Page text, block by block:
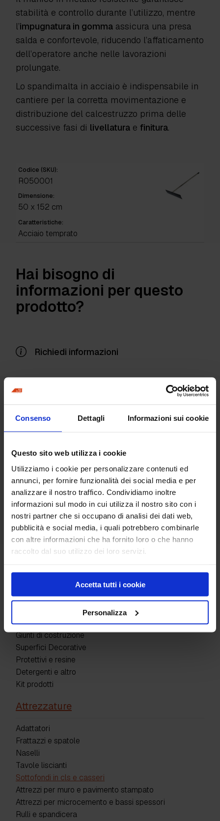
Consenso Dettagli Informazioni sui cookie
Questo sito web utilizza i cookie
Utilizziamo i cookie per personalizzare contenuti ed
annunci, per fornire funzionalità dei social media e per
analizzare il nostro traffico. Condividiamo inoltre
informazioni sul modo in cui utilizza il nostro sito con i
nostri partner che si occupano di analisi dei dati web,
pubblicità e social media, i quali potrebbero combinarle
con altre informazioni che ha fornito loro o che hanno
raccolto dal suo utilizzo dei loro servizi.
Accetta tutti i cookie
Personalizza
stabilità e controllo durante l’utilizzo, mentre
l’impugnatura in gomma assicura una presa
salda e confortevole, riducendo l’affaticamento
dell’operatore anche nelle lavorazioni
prolungate.
Lo spandimalta in acciaio è indispensabile in
cantiere per la corretta movimentazione e
distribuzione del calcestruzzo prima delle
successive fasi di livellatura e finitura.
Codice (SKU):
R050001
Dimensione:
50 x 152 cm
Caratteristiche:
Acciaio temprato
Rete fibra carbonio per crepe
Prodotti
Pavimenti industriali
Giunti di costruzione
Superfici Decorative
Protettivi e resine
Detergenti e altro
Kit prodotti
Attrezzature
Adattatori
Frattazzi e spatole
Naselli
Tavole liscianti
Sottofondi in cls e casseri
Attrezzi per muro e pavimento stampato
Attrezzi per microcemento e bassi spessori
Rulli e spandicera
Hai bisogno di
informazioni per questo
prodotto?
Richiedi informazioni
Prodotti correlati
Staggia vibrante